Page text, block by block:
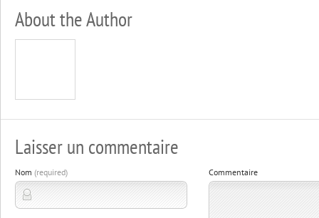
About the Author
Laisser un commentaire
Nom (required) Commentaire